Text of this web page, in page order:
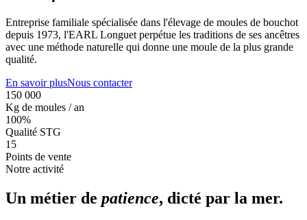
Entreprise familiale spécialisée dans l'élevage de moules de bouchot
depuis 1973, l'EARL Longuet perpétue les traditions de ses ancêtres
avec une méthode naturelle qui donne une moule de la plus grande
qualité.
En savoir plusNous contacter
150 000
Kg de moules / an
100%
Qualité STG
15
Points de vente
Notre activité
Un métier de patience, dicté par la mer.